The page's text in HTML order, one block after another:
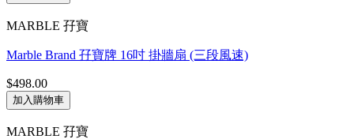
MARBLE 孖寶
Marble Brand 孖寶牌 16吋 掛牆扇 (三段風速)
$498.00
MARBLE 孖寶